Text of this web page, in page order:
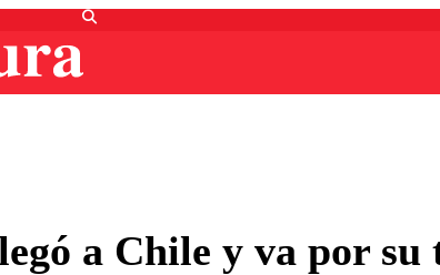
a Chile y va por su